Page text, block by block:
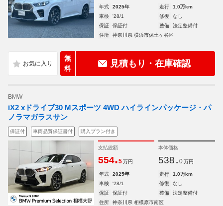
年式 2025年 走行
1.0万km
車検
'28/1 修復
なし
保証
保証付 整備
法定整備付
住所
神奈川県 横浜市保土ヶ谷区
無
料
見積もり・在庫確認
BMW
iX2 xドライブ30 Mスポーツ 4WD ハイラインパッケージ・パ
ノラマガラスサン
保証付 車両品質保証書付 購入プラン付き
支払総額
554.5 万円
本体価格
538. 0 万円
年式 2025年 走行
1.0万km
車検
'28/1 修復
なし
保証
保証付 整備
法定整備付
住所
神奈川県 相模原市南区